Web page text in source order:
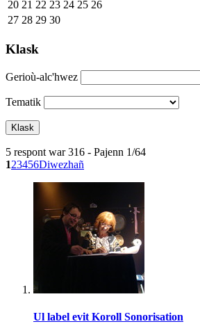
20 21 22 23 24 25 26
27 28 29 30
Klask
Gerioù-alc'hwez
Tematik
5 respont war 316 - Pajenn 1/64
123456Diwezhañ
Ul label evit Koroll Sonorisation